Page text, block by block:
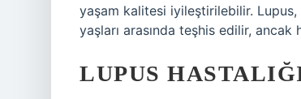
yaşam kalitesi iyileştirilebilir. Lupus,
yaşları arasında teşhis edilir,
LUPUS